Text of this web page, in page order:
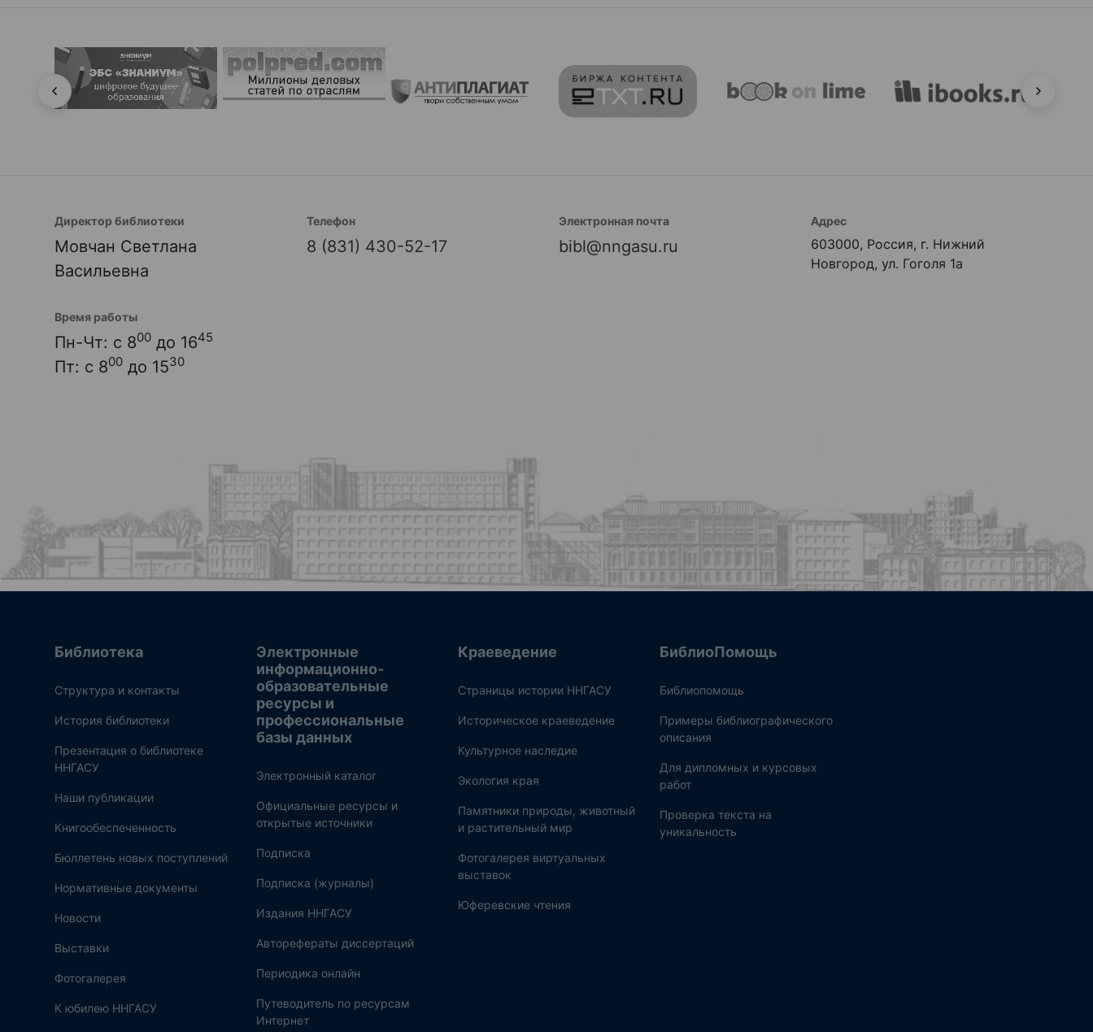
Директор библиотеки
Мовчан Светлана
Васильевна
Телефон
8 (831) 430-52-17
Электронная почта
bibl@nngasu.ru
Адрес
603000, Россия, г. Нижний
Новгород, ул. Гоголя 1а
Время работы
Пн-Чт: с 800 до 1645
Пт: с 800 до 1530
Библиотека
Структура и контакты
История библиотеки
Презентация о библиотеке
ННГАСУ
Наши публикации
Книгообеспеченность
Бюллетень новых поступлений
Нормативные документы
Новости
Выставки
Фотогалерея
К юбилею ННГАСУ
Электронные
информационно-
образовательные
ресурсы и
профессиональные
базы данных
Электронный каталог
Официальные ресурсы и
открытые источники
Подписка
Подписка (журналы)
Издания ННГАСУ
Авторефераты диссертаций
Периодика онлайн
Путеводитель по ресурсам
Интернет
Краеведение
Страницы истории ННГАСУ
Историческое краеведение
Культурное наследие
Экология края
Памятники природы, животный
и растительный мир
Фотогалерея виртуальных
выставок
Юферевские чтения
БиблиоПомощь
Библиопомощь
Примеры библиографического
описания
Для дипломных и курсовых
работ
Проверка текста на
уникальность